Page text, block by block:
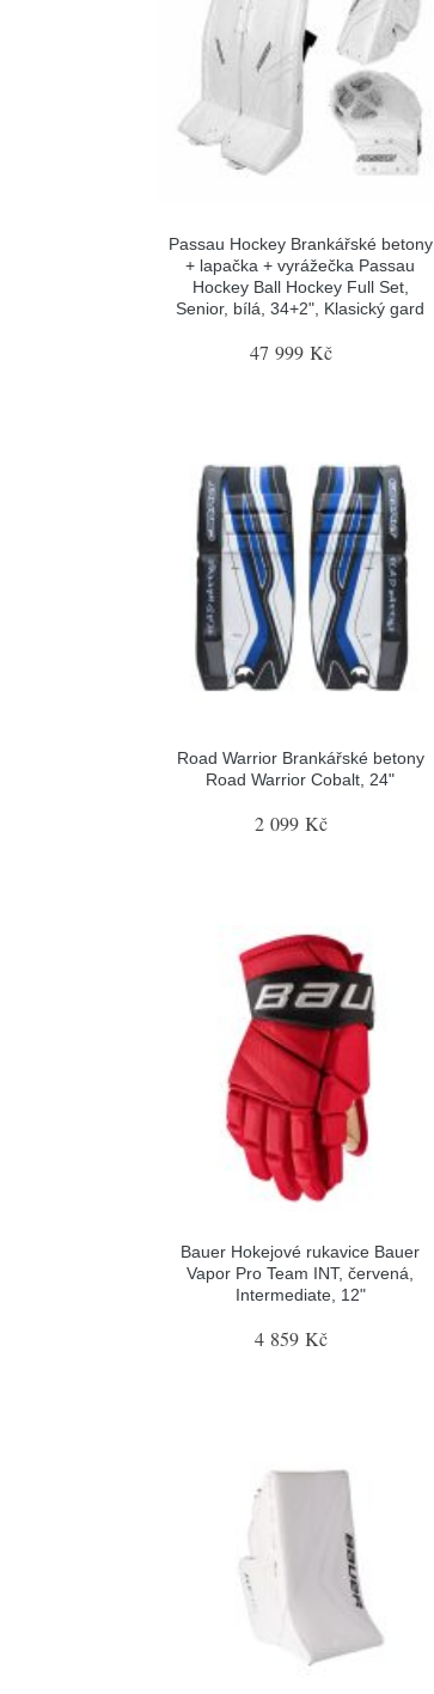
Passau Hockey Brankářské betony
+ lapačka + vyrážečka Passau
Hockey Ball Hockey Full Set,
Senior, bílá, 34+2", Klasický gard
47 999 Kč
Road Warrior Brankářské betony
Road Warrior Cobalt, 24"
2 099 Kč
Bauer Hokejové rukavice Bauer
Vapor Pro Team INT, červená,
Intermediate, 12"
4 859 Kč